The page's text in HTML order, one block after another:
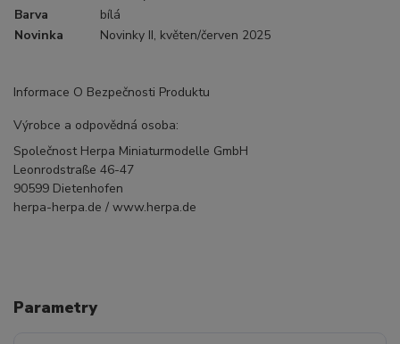
Barva
bílá
Novinka
Novinky II, květen/červen 2025
Informace O Bezpečnosti Produktu
Výrobce a odpovědná osoba:
Společnost Herpa Miniaturmodelle GmbH
Leonrodstraße 46-47
90599 Dietenhofen
herpa-herpa.de / www.herpa.de
Parametry